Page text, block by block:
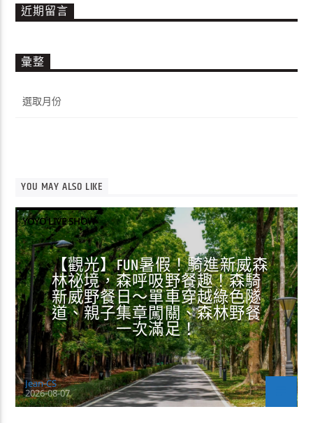
近期留言
彙整
整
YOU MAY ALSO LIKE
YOYO LIVE SHOW
【觀光】FUN暑假！騎進新威森
林祕境，森呼吸野餐趣！森騎
新威野餐日～單車穿越綠色隧
道、親子集章闖關、森林野餐
一次滿足！
Jean-CS
2026-08-07